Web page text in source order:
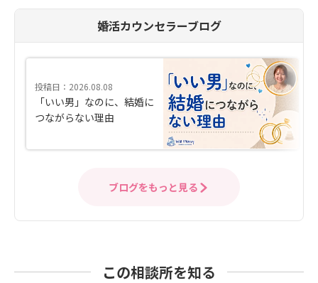
婚活カウンセラーブログ
投稿日：2026.08.08
「いい男」なのに、結婚に
つながらない理由
ブログをもっと見る
この相談所を知る